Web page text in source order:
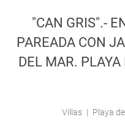
Engel & Völkers Holiday Villas
Atención al Cliente
"CAN GRIS".-
PAREADA CON
DEL MAR.
Villas | Playa